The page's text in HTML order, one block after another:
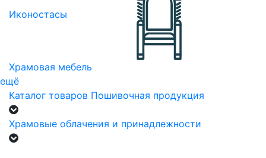
Иконостасы
Храмовая мебель
ещё
Каталог товаров Пошивочная продукция
Храмовые облачения и принадлежности